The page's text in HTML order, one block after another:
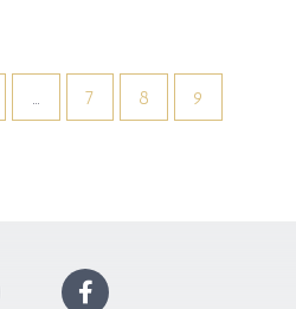
7 8 9